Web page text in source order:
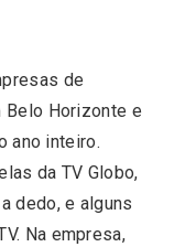
de
Belo Horizonte e
ano inteiro.
da TV Globo,
dedo, e alguns
Na empresa,